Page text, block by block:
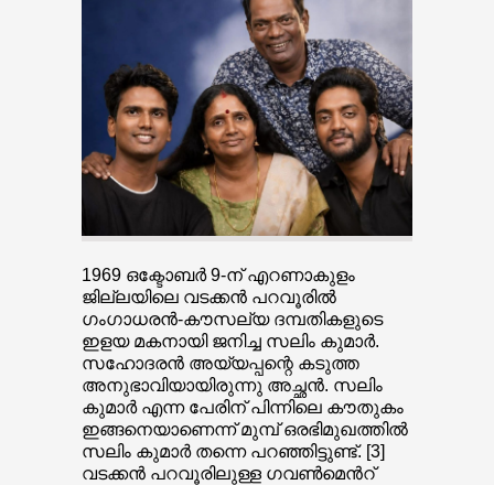
1969 ഒക്ടോബർ 9-ന് എറണാകുളം
ജില്ലയിലെ വടക്കൻ പറവൂരിൽ
ഗംഗാധരൻ-കൗസല്യ ദമ്പതികളുടെ
ഇളയ മകനായി ജനിച്ച സലിം കുമാർ.
സഹോദരൻ അയ്യപ്പന്റെ കടുത്ത
അനുഭാവിയായിരുന്നു അച്ഛൻ. സലിം
കുമാർ എന്ന പേരിന് പിന്നിലെ കൗതുകം
ഇങ്ങനെയാണെന്ന് മുമ്പ് ഒരഭിമുഖത്തിൽ
സലിം കുമാർ തന്നെ പറഞ്ഞിട്ടുണ്ട്. [3]
വടക്കൻ പറവൂരിലുള്ള ഗവൺമെൻറ്